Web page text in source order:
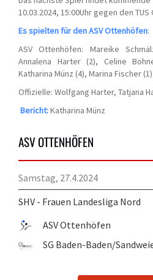
10.03.2024, 15:00Uhr gegen den
Es spielten für den ASV Ottenhöfen:
ASV Ottenhöfen: Mareike
Annalena Harter (2), Celine
Katharina Münz (4), Marina Fischer
Offizielle: Wolfgang Harter, Tatjana
Bericht:Katharina Münz
ASV OTTENHÖFEN
Samstag, 27.4.2024
SHV - Frauen Landesliga Nord
ASV Ottenhöfen
SG Baden-Baden/